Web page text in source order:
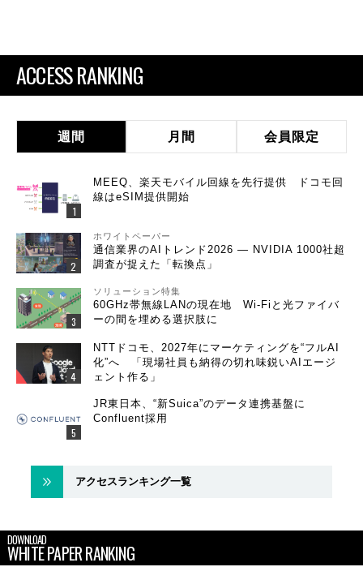
ACCESS RANKING
週間 月間 会員限定
MEEQ、楽天モバイル回線を先行提供 ドコモ回
線はeSIM提供開始
ホワイトペーパー
通信業界のAIトレンド2026 ― NVIDIA 1000社超
調査が捉えた「転換点」
ソリューション特集
60GHz帯無線LANの現在地 Wi-Fiと光ファイバ
ーの間を埋める選択肢に
NTTドコモ、2027年にマーケティングを“フルAI
化”へ 「現場社員も納得の切れ味鋭いAIエージ
ェント作る」
JR東日本、“新Suica”のデータ連携基盤に
Confluent採用
アクセスランキング一覧
DOWNLOAD
WHITE PAPER RANKING